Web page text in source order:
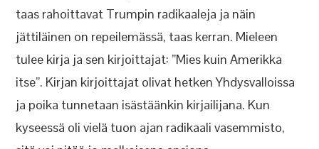
taas rahoittavat Trumpin radikaaleja ja näin
jättiläinen on repeilemässä, taas kerran. Mieleen
tulee kirja ja sen kirjoittajat: ”Mies kuin Amerikka
itse”. Kirjan kirjoittajat olivat hetken Yhdysvalloissa
ja poika tunnetaan isästäänkin kirjailijana. Kun
kyseessä oli vielä tuon ajan radikaali vasemmisto,